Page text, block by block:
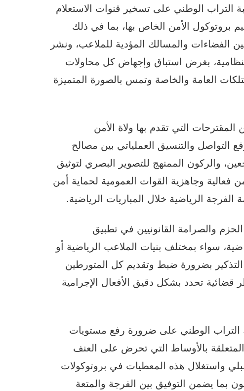
التراب الوطني على تسخير قنوات الاستعلام
بروتوكول الأمن الخاص بها، بما في ذلك
الفضاءات والمسالك المؤدية للملاعب، ونشر
بغرض استباق وإجهاض كل محاولات
العامة والخاصة وتمس بالصورة المتميزة
التي تقدم بها ولاة الأمن
التواصل والتنسيق العملياتي بين مصالح
والركون الممنهج للتصوير البصري لتوثيق
وجاهزية القوات العمومية لحماية أمن
الرياضية خلال المباريات الرياضية.
والصرامة القانونيين في تطبيق
سواء بمختلف بنيات الملاعب الرياضية أو
بضرورة ضبط وتقديم كل المتورطين
تحدد بشكل دقيق الأفعال الإجرامية
التراب الوطني على ضرورة رفع مستويات
بالأوساط التي تحرض على العنف
واستغلال هذه المعطيات في بروتوكولات
بما يضمن التوفيق بين الفرجة والمتعة